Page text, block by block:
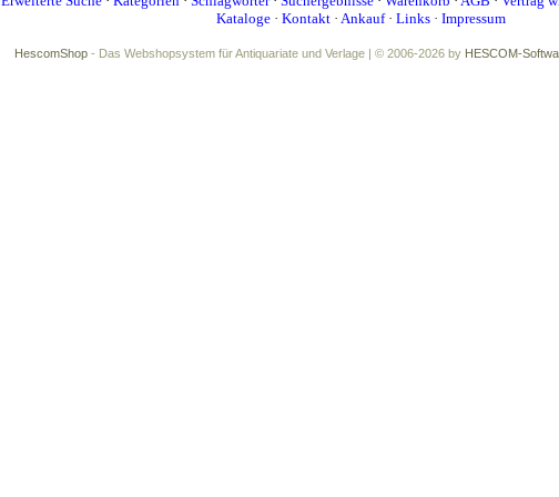
Kataloge· Kontakt· Ankauf· Links· Impressum
HescomShop - Das Webshopsystem für Antiquariate und Verlage | © 2006-2026 by HESCOM-